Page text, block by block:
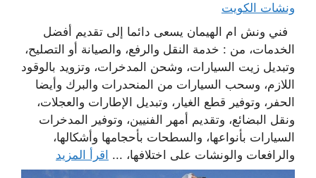
ونشات الكويت
فني ونش ام الهيمان يسعى دائما إلى تقديم أفضل
الخدمات، من : خدمة النقل والرفع، والصيانة أو التصليح،
وتبديل زيت السيارات، وشحن المدخرات، وتزويد بالوقود
اللازم، وسحب السيارات من المنحدرات والبرك وأيضا
الحفر، وتوفير قطع الغيار، وتبديل الإطارات والعجلات،
ونقل البضائع، وتقديم أمهر الفنيين، وتوفير المدخرات
السيارات بأنواعها، والسطحات بأحجامها وأشكالها،
والرافعات والونشات على اختلافها، ... اقرأ المزيد